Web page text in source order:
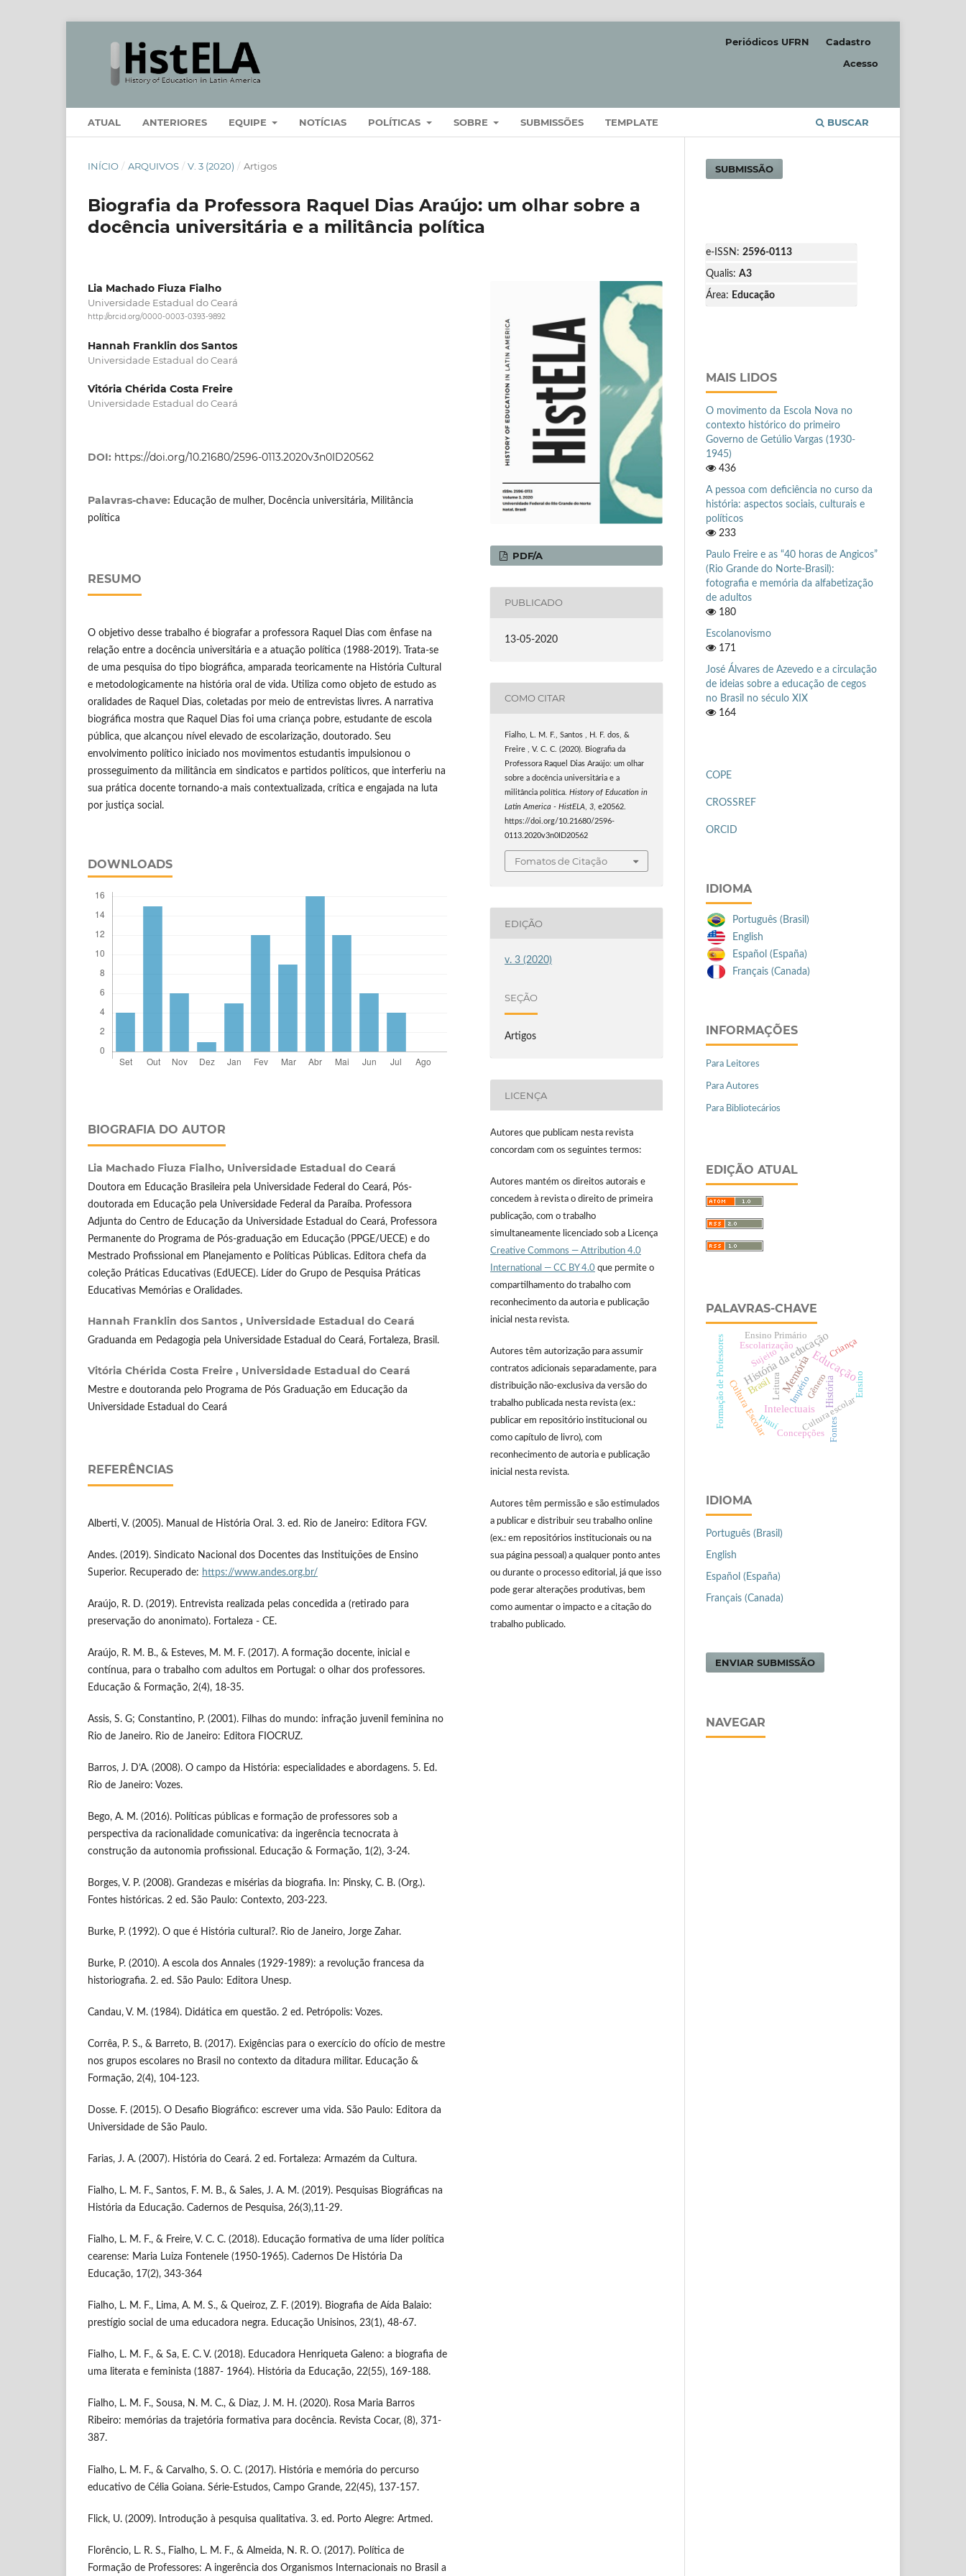
ATUAL ANTERIORES EQUIPE NOTÍCIAS POLÍTICAS SOBRE SUBMISSÕES TEMPLATE BUSCAR
Periódicos UFRN
Cadastro
Acesso
INÍCIO / ARQUIVOS / V. 3 (2020) / Artigos
Biografia da Professora Raquel Dias Araújo: um olhar sobre a
docência universitária e a militância política
Lia Machado Fiuza Fialho
Universidade Estadual do Ceará
http://orcid.org/0000-0003-0393-9892
Hannah Franklin dos Santos
Universidade Estadual do Ceará
Vitória Chérida Costa Freire
Universidade Estadual do Ceará
DOI: https://doi.org/10.21680/2596-0113.2020v3n0ID20562
Palavras-chave: Educação de mulher, Docência universitária, Militância
política
RESUMO
O objetivo desse trabalho é biografar a professora Raquel Dias com ênfase na
relação entre a docência universitária e a atuação política (1988-2019). Trata-se
de uma pesquisa do tipo biográfica, amparada teoricamente na História Cultural
e metodologicamente na história oral de vida. Utiliza como objeto de estudo as
oralidades de Raquel Dias, coletadas por meio de entrevistas livres. A narrativa
biográfica mostra que Raquel Dias foi uma criança pobre, estudante de escola
pública, que alcançou nível elevado de escolarização, doutorado. Seu
envolvimento político iniciado nos movimentos estudantis impulsionou o
prosseguimento da militância em sindicatos e partidos políticos, que interferiu na
sua prática docente tornando-a mais contextualizada, crítica e engajada na luta
por justiça social.
DOWNLOADS
BIOGRAFIA DO AUTOR
Lia Machado Fiuza Fialho, Universidade Estadual do Ceará
Doutora em Educação Brasileira pela Universidade Federal do Ceará, Pós-
doutorada em Educação pela Universidade Federal da Paraíba. Professora
Adjunta do Centro de Educação da Universidade Estadual do Ceará, Professora
Permanente do Programa de Pós-graduação em Educação (PPGE/UECE) e do
Mestrado Profissional em Planejamento e Políticas Públicas. Editora chefa da
coleção Práticas Educativas (EdUECE). Líder do Grupo de Pesquisa Práticas
Educativas Memórias e Oralidades.
Hannah Franklin dos Santos , Universidade Estadual do Ceará
Graduanda em Pedagogia pela Universidade Estadual do Ceará, Fortaleza, Brasil.
Vitória Chérida Costa Freire , Universidade Estadual do Ceará
Mestre e doutoranda pelo Programa de Pós Graduação em Educação da
Universidade Estadual do Ceará
REFERÊNCIAS
Alberti, V. (2005). Manual de História Oral. 3. ed. Rio de Janeiro: Editora FGV.
Andes. (2019). Sindicato Nacional dos Docentes das Instituições de Ensino
Superior. Recuperado de: https://www.andes.org.br/
Araújo, R. D. (2019). Entrevista realizada pelas concedida a (retirado para
preservação do anonimato). Fortaleza - CE.
Araújo, R. M. B., & Esteves, M. M. F. (2017). A formação docente, inicial e
contínua, para o trabalho com adultos em Portugal: o olhar dos professores.
Educação & Formação, 2(4), 18-35.
Assis, S. G; Constantino, P. (2001). Filhas do mundo: infração juvenil feminina no
Rio de Janeiro. Rio de Janeiro: Editora FIOCRUZ.
Barros, J. D’A. (2008). O campo da História: especialidades e abordagens. 5. Ed.
Rio de Janeiro: Vozes.
Bego, A. M. (2016). Políticas públicas e formação de professores sob a
perspectiva da racionalidade comunicativa: da ingerência tecnocrata à
construção da autonomia profissional. Educação & Formação, 1(2), 3-24.
Borges, V. P. (2008). Grandezas e misérias da biografia. In: Pinsky, C. B. (Org.).
Fontes históricas. 2 ed. São Paulo: Contexto, 203-223.
Burke, P. (1992). O que é História cultural?. Rio de Janeiro, Jorge Zahar.
Burke, P. (2010). A escola dos Annales (1929-1989): a revolução francesa da
historiografia. 2. ed. São Paulo: Editora Unesp.
Candau, V. M. (1984). Didática em questão. 2 ed. Petrópolis: Vozes.
Corrêa, P. S., & Barreto, B. (2017). Exigências para o exercício do ofício de mestre
nos grupos escolares no Brasil no contexto da ditadura militar. Educação &
Formação, 2(4), 104-123.
Dosse. F. (2015). O Desafio Biográfico: escrever uma vida. São Paulo: Editora da
Universidade de São Paulo.
Farias, J. A. (2007). História do Ceará. 2 ed. Fortaleza: Armazém da Cultura.
Fialho, L. M. F., Santos, F. M. B., & Sales, J. A. M. (2019). Pesquisas Biográficas na
História da Educação. Cadernos de Pesquisa, 26(3),11-29.
Fialho, L. M. F., & Freire, V. C. C. (2018). Educação formativa de uma líder política
cearense: Maria Luiza Fontenele (1950-1965). Cadernos De História Da
Educação, 17(2), 343-364
Fialho, L. M. F., Lima, A. M. S., & Queiroz, Z. F. (2019). Biografia de Aída Balaio:
prestígio social de uma educadora negra. Educação Unisinos, 23(1), 48-67.
Fialho, L. M. F., & Sa, E. C. V. (2018). Educadora Henriqueta Galeno: a biografia de
uma literata e feminista (1887- 1964). História da Educação, 22(55), 169-188.
Fialho, L. M. F., Sousa, N. M. C., & Diaz, J. M. H. (2020). Rosa Maria Barros
Ribeiro: memórias da trajetória formativa para docência. Revista Cocar, (8), 371-
387.
Fialho, L. M. F., & Carvalho, S. O. C. (2017). História e memória do percurso
educativo de Célia Goiana. Série-Estudos, Campo Grande, 22(45), 137-157.
Flick, U. (2009). Introdução à pesquisa qualitativa. 3. ed. Porto Alegre: Artmed.
Florêncio, L. R. S., Fialho, L. M. F., & Almeida, N. R. O. (2017). Política de
Formação de Professores: A ingerência dos Organismos Internacionais no Brasil a
PDF/A
PUBLICADO
13-05-2020
COMO CITAR
Fialho, L. M. F., Santos , H. F. dos, &
Freire , V. C. C. (2020). Biografia da
Professora Raquel Dias Araújo: um olhar
sobre a docência universitária e a
militância política.History of Education in
Latin America - HistELA ,3 , e20562.
https://doi.org/10.21680/2596-
0113.2020v3n0ID20562
Fomatos de Citação
EDIÇÃO
v. 3 (2020)
SEÇÃO
Artigos
LICENÇA
Autores que publicam nesta revista
concordam com os seguintes termos:
Autores mantém os direitos autorais e
concedem à revista o direito de primeira
publicação, com o trabalho
simultaneamente licenciado sob a Licença
Creative Commons — Attribution 4.0
International — CC BY 4.0 que permite o
compartilhamento do trabalho com
reconhecimento da autoria e publicação
inicial nesta revista.
Autores têm autorização para assumir
contratos adicionais separadamente, para
distribuição não-exclusiva da versão do
trabalho publicada nesta revista (ex.:
publicar em repositório institucional ou
como capítulo de livro), com
reconhecimento de autoria e publicação
inicial nesta revista.
Autores têm permissão e são estimulados
a publicar e distribuir seu trabalho online
(ex.: em repositórios institucionais ou na
sua página pessoal) a qualquer ponto antes
ou durante o processo editorial, já que isso
pode gerar alterações produtivas, bem
como aumentar o impacto e a citação do
trabalho publicado.
SUBMISSÃO
e-ISSN: 2596-0113
Qualis: A3
Área: Educação
MAIS LIDOS
O movimento da Escola Nova no
contexto histórico do primeiro
Governo de Getúlio Vargas (1930-
1945)
436
A pessoa com deficiência no curso da
história: aspectos sociais, culturais e
políticos
233
Paulo Freire e as “40 horas de Angicos”
(Rio Grande do Norte-Brasil):
fotografia e memória da alfabetização
de adultos
180
Escolanovismo
171
José Álvares de Azevedo e a circulação
de ideias sobre a educação de cegos
no Brasil no século XIX
164
COPE
CROSSREF
ORCID
IDIOMA
Português (Brasil)
English
Español (España)
Français (Canada)
INFORMAÇÕES
Para Leitores
Para Autores
Para Bibliotecários
EDIÇÃO ATUAL
PALAVRAS-CHAVE
Educação
História da educação
Memória
Intelectuais
História
Brasil
Cultura Escolar ImpérioGênero
Escolarização
Cultura escolar
Leitura
Sujeito
Fontes
Piauí
Ensino Primário
Ensino
Formação de Professores Criança
Concepções
IDIOMA
Português (Brasil)
English
Español (España)
Français (Canada)
ENVIAR SUBMISSÃO
NAVEGAR